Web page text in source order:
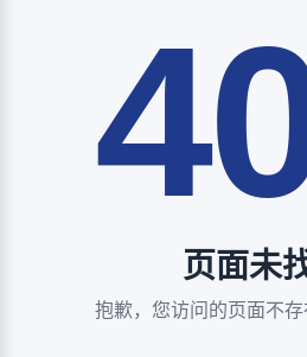
页面未
抱歉，您访问的页面不存